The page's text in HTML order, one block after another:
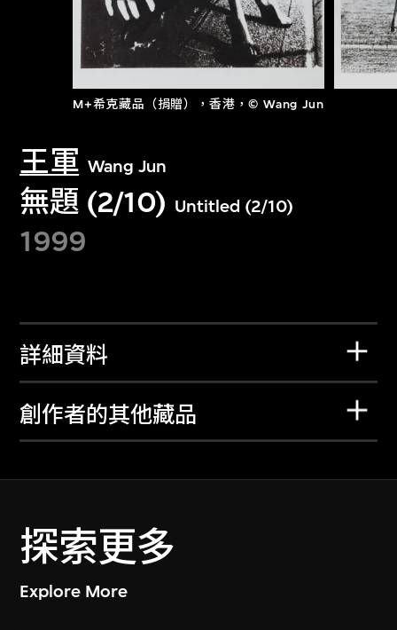
M+希克藏品（捐贈），香港，© Wang Jun
王軍 Wang Jun
無題 (2/10) Untitled (2/10)
1999
詳細資料
創作者的其他藏品
探索更多
Explore More
探索世界頂級的二十及二十一世紀視覺
文化藏品。